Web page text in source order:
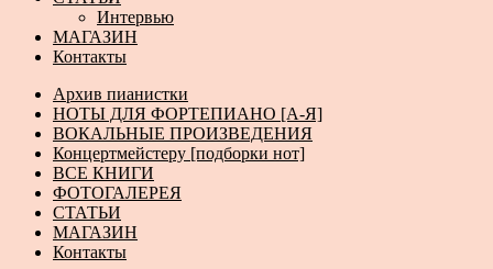
Интервью
МАГАЗИН
Контакты
Архив пианистки
НОТЫ ДЛЯ ФОРТЕПИАНО [А-Я]
ВОКАЛЬНЫЕ ПРОИЗВЕДЕНИЯ
Концертмейстеру [подборки нот]
ВСЕ КНИГИ
ФОТОГАЛЕРЕЯ
СТАТЬИ
МАГАЗИН
Контакты